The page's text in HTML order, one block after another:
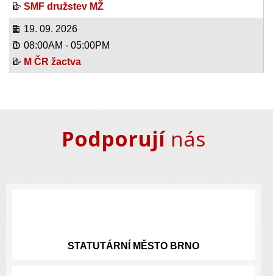
SMF družstev MŽ
19. 09. 2026
08:00AM - 05:00PM
M ČR žactva
Podporujínás
STATUTÁRNÍ MĚSTO BRNO